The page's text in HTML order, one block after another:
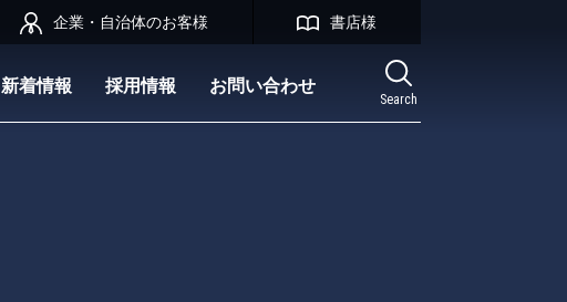
Search
新着情報 採用情報 お問い合わせ
企業・自治体のお客様 書店様